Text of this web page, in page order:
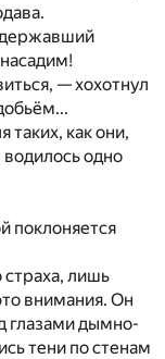
державший
— хохотнул
таких, как они,
одно
поклоняется
лишь
внимания. Он
глазами дымно-
тени по стенам